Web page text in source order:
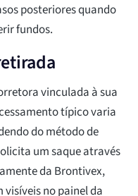
posteriores quando
fundos.
vinculada à sua
típico varia
do método de
um saque através
da Brontivex,
visíveis no painel da